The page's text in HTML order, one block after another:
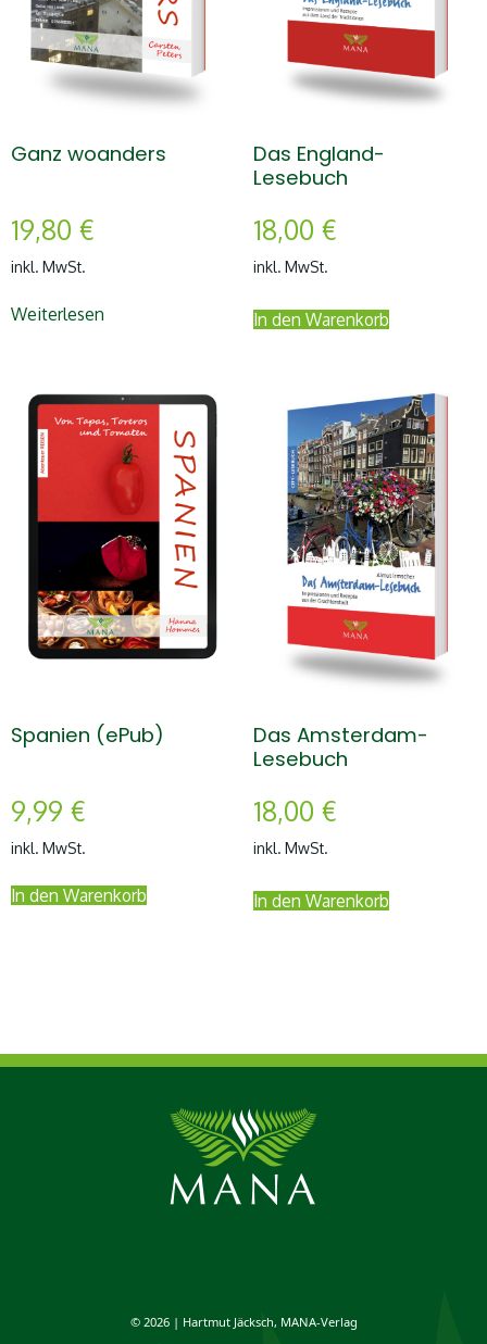
Ganz woanders
19,80 €
inkl. MwSt.
Weiterlesen
Das England-
Lesebuch
18,00 €
inkl. MwSt.
In den Warenkorb
Spanien (ePub)
9,99 €
inkl. MwSt.
In den Warenkorb
Das Amsterdam-
Lesebuch
18,00 €
inkl. MwSt.
In den Warenkorb
© 2026 | Hartmut Jäcksch, MANA-Verlag